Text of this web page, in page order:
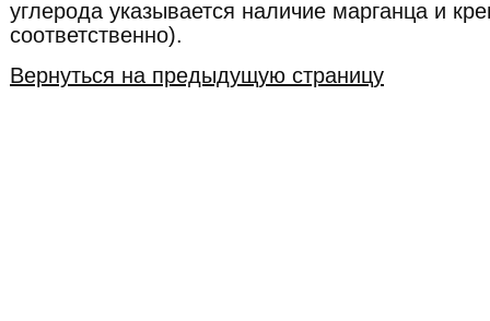
углерода указывается наличие марганца и
соответственно).
Вернуться на предыдущую страницу